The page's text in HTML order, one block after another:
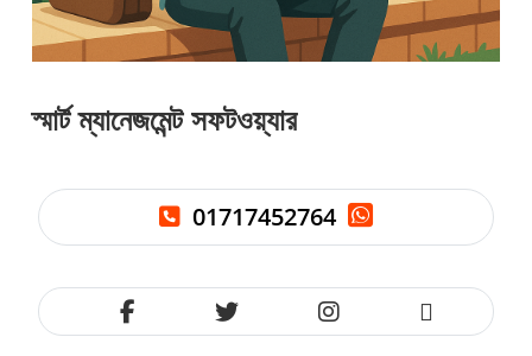
স্মার্ট ম্যানেজমেন্ট সফটওয়্যার
01717452764